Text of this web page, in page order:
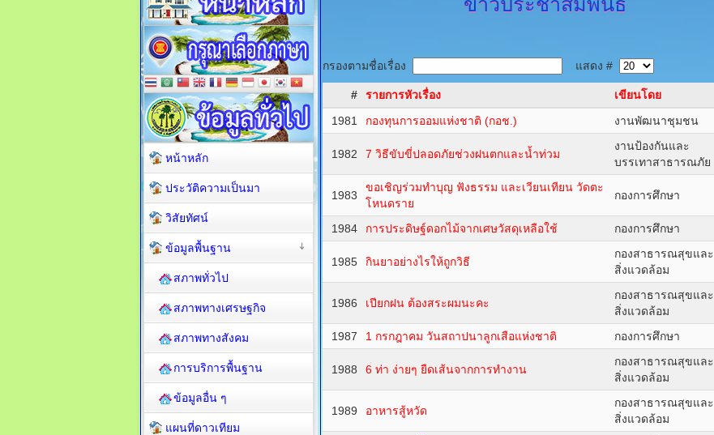
กรองตามชื่อเรื่อง แสดง #
# รายการหัวเรื่อง เขียนโดย
1981
กองทุนการออมแห่งชาติ (กอช.) งานพัฒนาชุมชน
1982 7 วิธีขับขี่ปลอดภัยช่วงฝนตกและน้ำท่วม
งานป้องกันและ
บรรเทาสาธารณภัย
1983
ขอเชิญร่วมทำบุญ ฟังธรรม และเวียนเทียน วัดตะ
โหนดราย
กองการศึกษา
1984 การประดิษฐ์ดอกไม้จากเศษวัสดุเหลือใช้ กองการศึกษา
1985 กินยาอย่างไรให้ถูกวิธี
กองสาธารณสุขและ
สิ่งแวดล้อม
1986 เปียกฝน ต้องสระผมนะคะ
กองสาธารณสุขและ
สิ่งแวดล้อม
1987 1 กรกฎาคม วันสถาปนาลูกเสือแห่งชาติ กองการศึกษา
1988 6 ท่า ง่ายๆ ยืดเส้นจากการทำงาน
กองสาธารณสุขและ
สิ่งแวดล้อม
1989 อาหารสู้หวัด
กองสาธารณสุขและ
สิ่งแวดล้อม
หน้าหลัก
ประวัติความเป็นมา
วิสัยทัศน์
ข้อมูลพื้นฐาน
สภาพทั่วไป
สภาพทางเศรษฐกิจ
สภาพทางสังคม
การบริการพื้นฐาน
ข้อมูลอื่น ๆ
แผนที่ดาวเทียม